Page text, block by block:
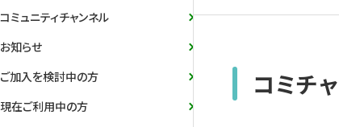
コミュニティチャンネル
お知らせ
ご加入を検討中の方
現在ご利用中の方
コミチ